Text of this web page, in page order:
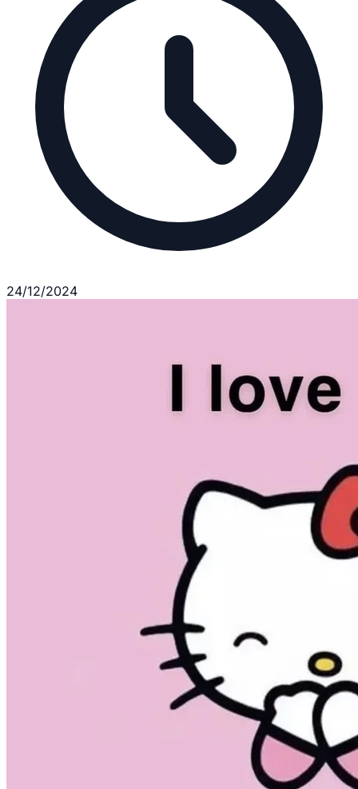
24/12/2024